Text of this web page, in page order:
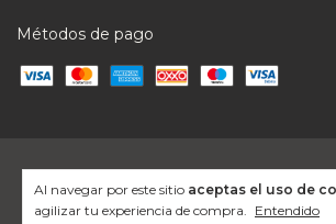
Al navegar por este sitio aceptas el uso de
agilizar tu experiencia de compra. Entendido
Métodos de pago
Copyright Jo Moble - 2026. Todos los